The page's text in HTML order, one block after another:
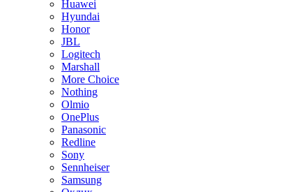
Huawei
Hyundai
Honor
JBL
Logitech
Marshall
More Choice
Nothing
Olmio
OnePlus
Panasonic
Redline
Sony
Sennheiser
Samsung